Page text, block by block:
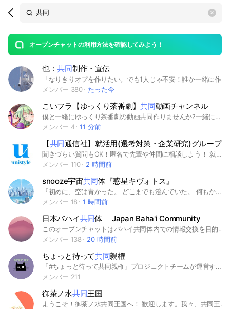
Search
OpenChats
messages
search
area
オープンチャットの利用方法を確認してみよう！
open
也：共同制作・宣伝
「なりきりオプを作りたい。でも1人じゃ不安！誰か一緒に作ってくれる人いないかな…」 「こんな世界観・ルール考えたよ！誰かに部屋作って欲しい！」 「こんな部屋作ろうと思ってるんだけど、どれが需要ある？」 そんな方必見！ ここでは、也オプの共同制作者を募ったり、オプ制作の相談をしたりする事が出来ます。 作ったオプを宣伝する用のサブトークルームも準備しております。 出入りは自由。お気遣い無く 中に入ってから詳しいルールを確認して下さい。 良き縁を願って〆 以下タグ #なりきり#也 #nrkr #共同制作 #宣伝 #緩也 #固定也 #夢也 #薔薇 #桜 #百合 #全也 #ハント #副官募集 #共同制作者募集
メンバー 380
たった今
こいフラ【ゆっくり茶番劇】共同動画チャンネル
僕と一緒にゆっくり茶番劇の動画共同作りませんか?一緒に作る人居たらぜひ入ってください
メンバー 4
11 分前
【共同通信社】就活用(選考対策・企業研究)グループ
聞きづらい質問もOK！匿名で先輩や仲間に相談しよう！ 就活サイトunistyleが運営する共同通信社の就活情報(選考対策/企業研究)共有グループです。 #就活 #共同通信社 #新聞業界 #インターンシップ #本選考 #unistyle #ユニスタイル #面接 #採用 #内定 #ES #エントリーシート #自己分析 #業界研究 #企業研究 #自己PR #ガクチカ #学生時代頑張ったこと #志何望動機 #webテスト #ウェブテスト #GD #グループディスカッション #グルディス #OB訪問 #企業選び #就活対策 #就活準備 #大手企業 #日系企業 ▼unistyleが運営する新聞のオプチャグループ▼ 読売新聞社 / 朝日新聞社 / 毎日新聞社 / 産業経済新聞社（産経新聞社） / 日本経済新聞社 / 時事通信社 / 共同通信社 ▼共同通信社の企業研究はこちらから▼ https://x.gd/5vYYFc
メンバー 110
2 時間前
snooze宇宙共同体『惑星キヴォトス』
『初めに、空は青かった。 どこまでも澄んでいた。 何もかもが色とりどりで、 変わらない日常が続いていて、 平和という場面は確かに存在した』 『時折り、空は嫌な顔をした。 若き日の学者はこう言った。 ［私達はテクストの縛られている］ ［ただのつまらない話を作っていた］ 変わらない日常に誰もが失望した、 平和という場面への探究を始めた』 『初めて、空は赤に染まった。 どこまでも濁った血の色をしていた。 もう嫌な事を全部投げ出して、 叛旗を持ったメーデーの様だ。 民草は求めた、求め求め求め求め、 文明は成長した、人は進化した 文明を破壊し、そこに人を植えた。 確かにそこに、未来の過去が作られた。 平和という場面は地球に託された。』 『ですからーー帰りましょう、Δ∇Δ∇。 私達の全ての【始まり】がある場所へ。』 snooze宇宙共同体というバチくそでかい銀河系を治めている国。人々は日々自由に暮らし、笑い合い、時に涙する。時に戦をし、時に文明を与える。ジェヘナという巨大な衛星と共に回る人類の進化の完成系の世界、そんな中で貴方はこの世界の住民としてどんな物語を作るのか…貴方はただの風景じゃない、この世界では誰もがマクガフィン(主人公)なのです。//これを書く様に言った作者です。これだけだとめっちゃわからないと思います、わかりやすく言うとブルアカとシュメール神話を合わせた感じです。あんまり知らない人でも大丈夫です、あくまでストーリーなので。よくある国家運営なりきりの宇宙バージョンです。やや細かい設定や裏の怖い設定があったりと漫画とかなら面白い内容だと思います(笑)、興味があれば参加してみてください。外部の方は是非、宇宙連合『色彩』に加盟していただけると嬉しいです。 大事なノート読んでね！？ #ブルアカ#神話#国家運営#宗教#シュメール神話#ドイツ#大日本帝国#銃#ミリタリー#RPG#メソポタミア#ギリシャ神話#クトゥルフ神話#宇宙#ドイツ#政治#snooze#snooze銀河共同体#勉強#帝国#wotaku#哲学#鉄道#戦艦#戦車#戦闘機#兵器#戦争
メンバー 18
1 時間前
日本バハイ共同体 Japan Baha'i Community
このオープンチャットはバハイ共同体内での情報交換を目的として開設します。個人でも機構としても利用できます。ユーザー名は本名または機構名称で表示ください。
メンバー 138
20 時間前
ちょっと待って共同親権
「#ちょっと待って共同親権」プロジェクトチームが運営する、「家族法制の見直しに関する要綱案」について内容を正しく理解してもらうためのチャットです。 皆さまからのご質問をお受けします。 回答が必要なときは 冒頭に【質問】と付けてコメントお願いします。 ◆◇◆ お 約 束 ◆◇◆ 個人情報の投稿はしないでください。 答えられないほど大量の質問を 連続で投稿することはおやめください。 誹謗・中傷をした場合や、相手を尊重しない発言、建設的な話し合いができない場合など、管理者によりメンバーの削除をする場合があります。
メンバー 211
御茶ノ水共同王国
ようこそ！御茶ノ水共同王国へ！ 歓迎します。我々、共同王国は鷹岡帝国との共同体である農林水産業が特徴的な国家です！ と言っても、最近（2024/06/16）に作ったばかりなのでまだ中身はあまりありません。ですが、一から架空国家を作り上げていきたい人はぜひ一度来てみてください！ またSTO締結国、大黒鉤帝国の庇護下にある従国です。 世界線は、The 𝐊𝖗𝖊𝖚𝖟 ❍rderに加盟しています。 ━━━━━━《ルール》━━━━━━ 即抜けは一言言ってからで 見学はok 荒らしは即追放 基本的に戦争はしない方針です 独裁や一人だけの特権はなしです 人を不快にする言動はおやめください 節度のあるネタを 最後に… 私はこれが初の国家なので至らぬところが多いと思いますが、宜しくお願いします。 また、先の通り作ったばかりなので皆さんと一緒に国づくりをしていく感じになりますが、、、それもまた楽しんで行けたらなー、と… ━━━━━━━━《注意点》━━━━━━━━ ・現実世界とは異なる世界観で運営されています ・下ネタ等は規制対象となります ・我々は荒らし団体と如何なる関係もありません ・入室した時点利用規約に同意したと見なされますので、入室後すぐに確認してください。 以上を受け入れられる方のみご入室ください。 ━━━━━━《関連ハッシュタグ》━━━━━━ #御茶ノ水共同体 #御茶ノ水共同王国 #御茶ノ水 #架空国家 #雑談 #国作り #新規歓迎 #政治 #経済 #資本主義 #軍事 #黒鉤世界線 #大黒鉤帝国 #T𝐊❍ #帝国 #第四帝国 #STO加盟国 #黒鉤帝国従国